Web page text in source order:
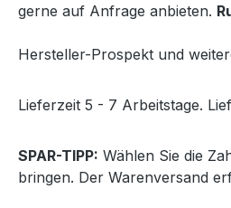
gerne auf Anfrage anbieten.
Hersteller-Prospekt und
Lieferzeit 5 - 7 Arbeitstage.
SPAR-TIPP: Wählen Sie die
bringen. Der Warenversand